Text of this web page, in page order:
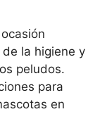
la higiene y
peludos.
para
en